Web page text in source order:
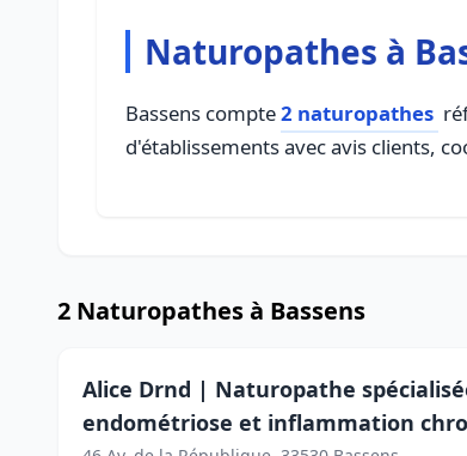
Naturopathes à
Bassens compte2 naturopathes
d'établissements avec avis clients,
2 Naturopathes à Bassens
Alice Drnd | Naturopathe
endométriose et inflammation